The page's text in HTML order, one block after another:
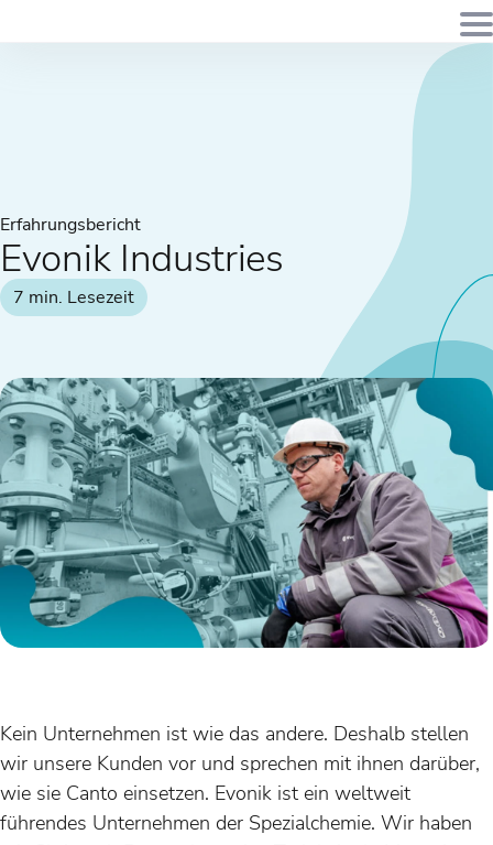
Erfahrungsbericht
Evonik Industries
7 min. Lesezeit
Kein Unternehmen ist wie das andere. Deshalb stellen
wir unsere Kunden vor und sprechen mit ihnen darüber,
wie sie Canto einsetzen. Evonik ist ein weltweit
führendes Unternehmen der Spezialchemie. Wir haben